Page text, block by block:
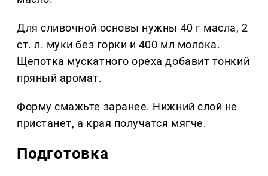
Для сливочной основы нужны 40 г масла, 2
ст. л. муки без горки и 400 мл молока.
Щепотка мускатного ореха добавит тонкий
пряный аромат.
Форму смажьте заранее. Нижний слой не
пристанет, а края получатся мягче.
Подготовка